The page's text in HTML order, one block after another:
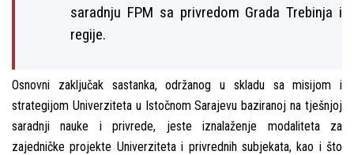
saradnju FPM sa privredom Grada Trebinja i
regije.
Osnovni zaključak sastanka, održanog u skladu sa misijom i
strategijom Univerziteta u Istočnom Sarajevu baziranoj na tješnjoj
saradnji nauke i privrede, jeste iznalaženje modaliteta za
zajedničke projekte Univerziteta i privrednih subjekata, kao i što